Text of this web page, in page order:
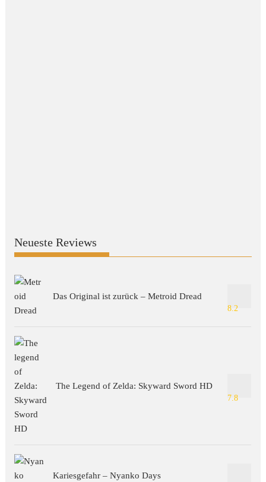
Neueste Reviews
Das Original ist zurück – Metroid Dread
8.2
The Legend of Zelda: Skyward Sword HD
7.8
Kariesgefahr – Nyanko Days